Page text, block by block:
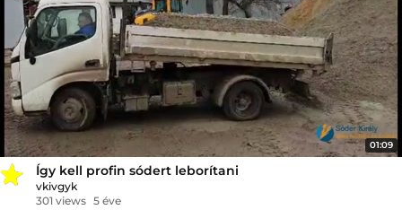
01:09
Így kell profin sódert leborítani
vkivgyk
301 views 5 éve